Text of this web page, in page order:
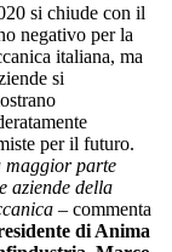
si chiude con il
negativo per la
italiana, ma
si
per il futuro.
maggior parte
aziende della
– commenta
di Anima